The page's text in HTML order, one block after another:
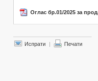
Оглас бр.01/2025 за
Испрати | Печати